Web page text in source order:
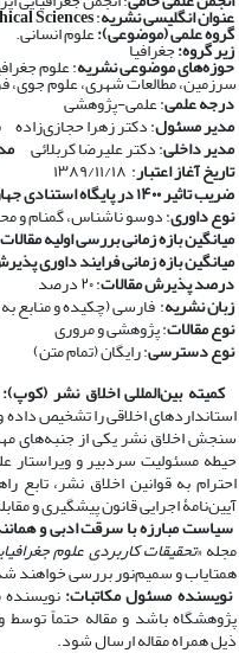
عنوان انگلیسی نشریه: Journal of
Sciences
گروه علمی (موضوعی):علوم انسانی.
زیر گروه:جغرافیا
حوزه‌های موضوعی نشریه: علوم
سرزمین، مطالعات شهری، علوم جوی،
درجه علمی: علمی-پژوهشی
مدیر مسئول: دکتر زهرا حجازی‌زاده
مدیر داخلی: دکتر علیرضا کربلائی
تاریخ آغاز اعتبار: ۱۳۸۹/۱۱/۱۸
ضریب تاثیر ۱۴۰۰ در پایگاه استنادی جهان اسلام:
نوع داوری: دوسو ناشناس، گمنام و
​​​​​​​میانگین بازه زمانی بررسی اولیه
​​​​​​​میانگین بازه زمانی فرایند داوری
درصد پذیرش مقالات: ۲۰ درصد
زبان نشریه: فارسی (چکیده و منابع
​​​​​​​نوع مقالات: پژوهشی و
​​​​​​​نوع دسترسی: رایگان (تمام متن)
​​​​​​​کمیته بین‌المللی اخلاق نشر (کوپ):
استانداردهای اخلاقی را تشخیص
سنجش اخلاق نشر یکی از جنبه‌های
حیطه مسئولیت سردبیر و ویراستار
آیین‌نامۀ اجرایی قانون پیشگیری و
سیاست مبارزه با سرقت ادبی و
مجله «تحقیقات کاربردی علوم
همتایاب و سمیم‌نور بررسی خواهند
​​​​​​​نویسنده مسئول مکاتبات:
پژوهشگاه باشد و مقاله حتماً
ذیل همراه مقاله ارسال شود.